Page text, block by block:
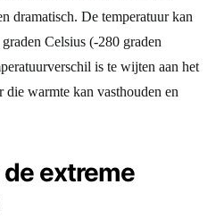
dramatisch. De temperatuur kan
Celsius (-280 graden
is te wijten aan het
die warmte kan vasthouden en
extreme